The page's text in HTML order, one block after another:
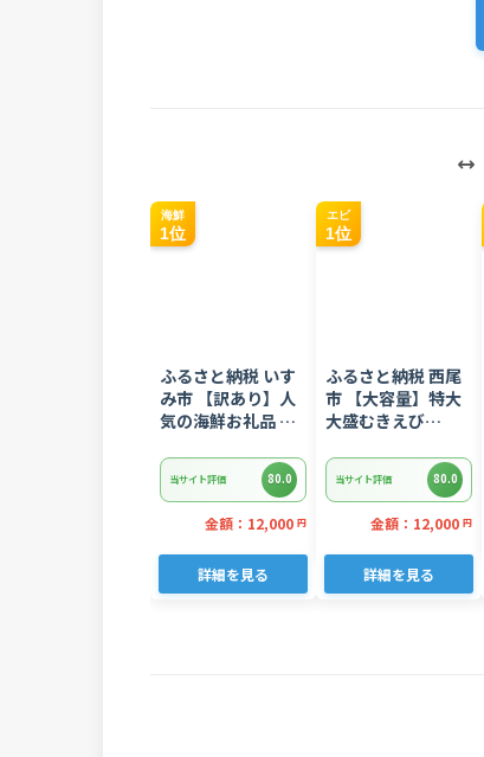
海鮮
1位
ふるさと納税 いす
み市 【訳あり】人
気の海鮮お礼品 チ
り落とし(端材)約
3kg
当サイト評価 80.0
金額：12,000 円
詳細を見る
エビ
1位
ふるさと納税 西尾
市 【大容量】特大
大盛むきえび
当サイト評価 80.0
金額：12,000 円
詳細を見る